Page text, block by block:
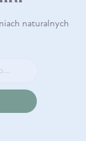
naturalnych